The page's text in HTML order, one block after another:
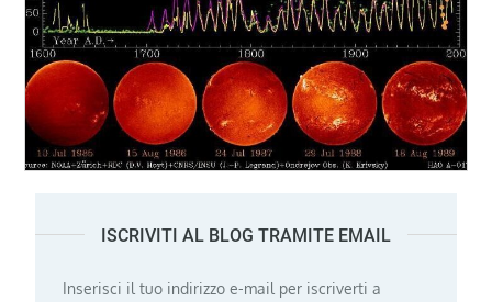
ISCRIVITI AL BLOG TRAMITE EMAIL
Inserisci il tuo indirizzo e-mail per iscriverti a